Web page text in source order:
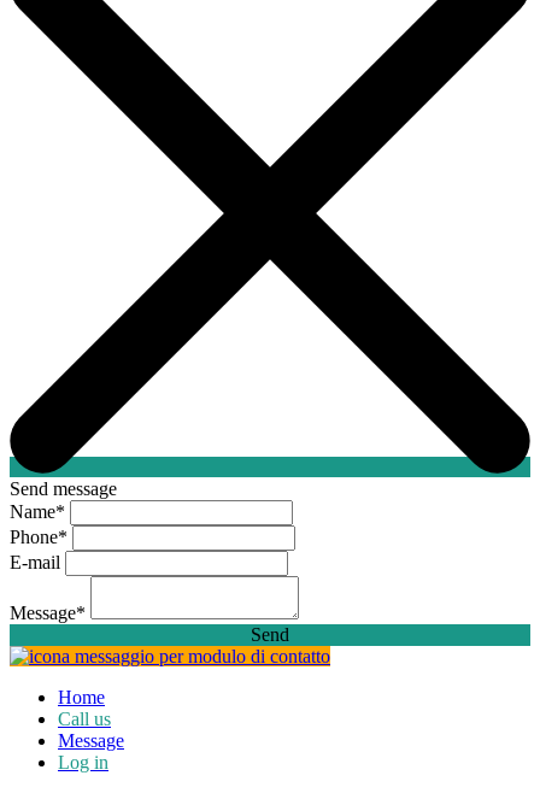
Send message
Name*
Phone*
E-mail
Message*
Send
Home
Call us
Message
Log in